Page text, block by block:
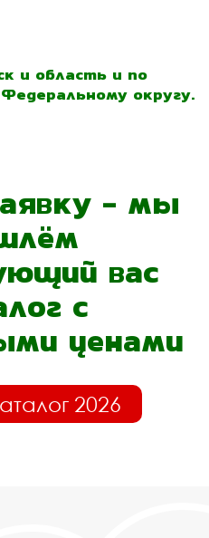
и область и по
округу.
- мы
вас
с
ценами
2026